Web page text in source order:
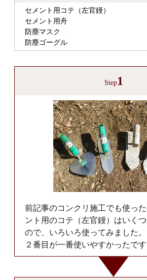
セメント用コテ（左官鏝）
セメント用舟
防塵マスク
防塵ゴーグル
Step1
前記事のコンクリ施工でも使っ
ント用のコテ（左官鏝）はいく
ので、いろいろ使ってみました
２番目が一番使いやすかったです